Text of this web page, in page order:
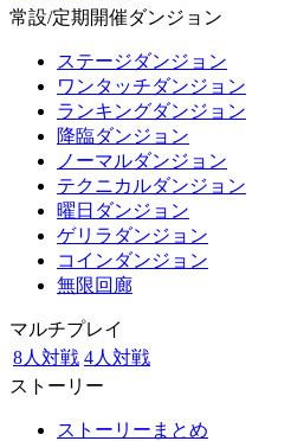
常設/定期開催ダンジョン
ステージダンジョン
ワンタッチダンジョン
ランキングダンジョン
降臨ダンジョン
ノーマルダンジョン
テクニカルダンジョン
曜日ダンジョン
ゲリラダンジョン
コインダンジョン
無限回廊
マルチプレイ
8人対戦 4人対戦
ストーリー
ストーリーまとめ